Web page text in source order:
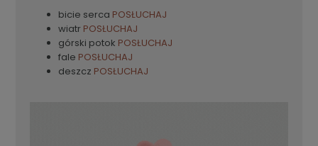
bicie serca POSŁUCHAJ
wiatr POSŁUCHAJ
górski potok POSŁUCHAJ
fale POSŁUCHAJ
deszcz POSŁUCHAJ